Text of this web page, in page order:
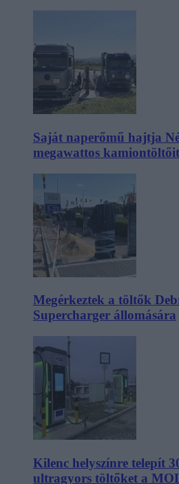
Saját naperőmű hajtja
megawattos kamiontöltőit
Megérkeztek a töltők
Supercharger állomására
Kilenc helyszínre telepít
ultragyors töltőket a